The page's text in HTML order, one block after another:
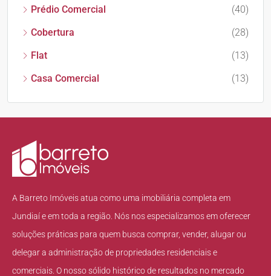
Prédio Comercial
(40)
Cobertura
(28)
Flat
(13)
Casa Comercial
(13)
A Barreto Imóveis atua como uma imobiliária completa em
Jundiaí e em toda a região. Nós nos especializamos em oferecer
soluções práticas para quem busca comprar, vender, alugar ou
delegar a administração de propriedades residenciais e
comerciais. O nosso sólido histórico de resultados no mercado